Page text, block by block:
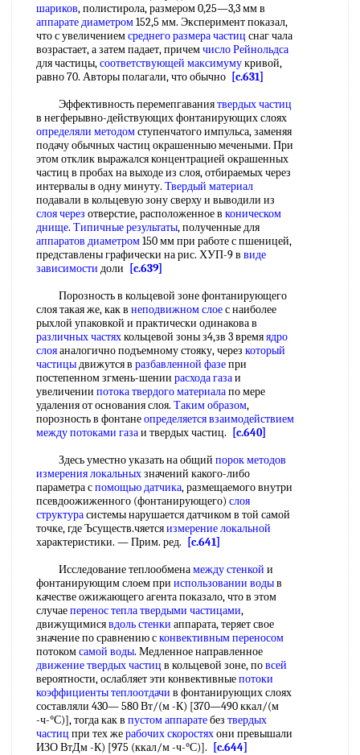
шариков, полистирола, размером 0,25—3,3 мм в
аппарате диаметром152,5 мм. Эксперимент показал,
что с увеличениемсреднего размера частиц снаг чала
возрастает, а затем падает, причемчисло Рейнольдса
для частицы,соответствующей максимумукривой,
равно 70. Авторы полагали, что обычно [c.631]
Эффективность перемепгаваниятвердых частиц
в негферывно-действующих фонтанирующих слоях
определяли методомступенчатого импульса, заменяя
подачу обычных частиц окрашенныю мечеными. При
этом отклик выражался концентрацией окрашенных
частиц в пробах на выходе из слоя, отбираемых через
интервалы в одну минуту. Твердый материал
подавали в кольцевую зону сверху и выводили из
слоя через отверстие, расположенное в коническом
днище. Типичные результаты, полученные для
аппаратов диаметром150 мм при работе с пшеницей,
представлены графически на рис. ХУП-9 в виде
зависимости доли
[c.639]
Порозность в кольцевой зоне фонтанирующего
слоя такая же, как в неподвижном слоес наиболее
рыхлой упаковкой и практически одинакова в
различных частяхкольцевой зоны з4,зв 3 времяядро
слояаналогично подъемному стояку, через который
частицыдвижутся в разбавленной фазепри
постепенном згмень-шении расхода газаи
увеличении потока твердого материалапо мере
удаления от основания слоя. Таким образом,
порозность в фонтанеопределяется взаимодействием
между потоками газаи твердых частиц.
[c.640]
Здесь уместно указать на общий порок методов
измерения локальныхзначений какого-либо
параметра спомощью датчика, размещаемого внутри
псевдоожиженного (фонтанирующего) слоя
структурасистемы нарушается датчиком в той самой
точке, где Ъсуществ.чяетсяизмерение локальной
характеристики. — Прим. ред.
[c.641]
Исследование теплообменамежду стенкой и
фонтанирующим слоем при использовании водыв
качестве ожижающего агента показало, что в этом
случаеперенос тепла твердыми частицами,
движущимисявдоль стенки аппарата, теряет свое
значение по сравнению сконвективным переносом
потокомсамой воды. Медленное направленное
движение твердых частиц в кольцевой зоне, повсей
вероятности, ослабляет эти конвективныепотоки
коэффициенты теплоотдачи в фонтанирующих слоях
составляли 430— 580 Вт/(м -К) [370—490 ккал/(м
-ч-°С)], тогда как в пустом аппаратебез твердых
частиц при тех жерабочих скоростяхони превышали
ИЗО ВтДм -К) [975 (ккал/м -ч-°С)].
[c.644]